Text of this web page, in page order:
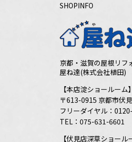
SHOPINFO
京都・滋賀の屋根リフ
屋ね達(株式会社植田)
【本店淀ショールーム】
〒613-0915 京都市伏
フリーダイヤル：
TEL： 075-631-6601
【伏見店深草ショール